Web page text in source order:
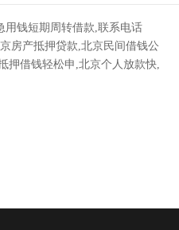
用钱短期周转借款,联系电话
房产抵押贷款,北京民间借钱公
押借钱轻松申,北京个人放款快,